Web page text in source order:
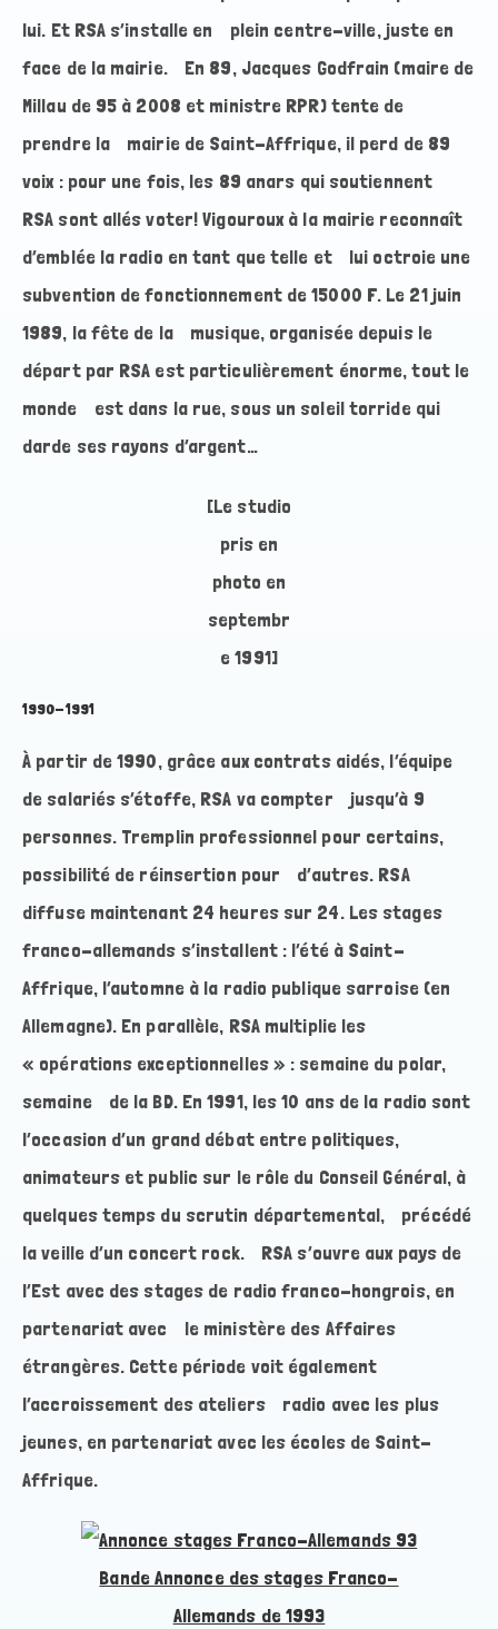
lui. Et RSA s’installe en plein centre-ville, juste en
face de la mairie. En 89, Jacques Godfrain (maire de
Millau de 95 à 2008 et ministre RPR) tente de
prendre la mairie de Saint-Affrique, il perd de 89
voix : pour une fois, les 89 anars qui soutiennent
RSA sont allés voter! Vigouroux à la mairie reconnaît
d’emblée la radio en tant que telle et lui octroie une
subvention de fonctionnement de 15000 F. Le 21 juin
1989, la fête de la musique, organisée depuis le
départ par RSA est particulièrement énorme, tout le
monde est dans la rue, sous un soleil torride qui
darde ses rayons d’argent…
[Le studio
pris en
photo en
septembr
e 1991]
1990-1991
À partir de 1990, grâce aux contrats aidés, l’équipe
de salariés s’étoffe, RSA va compter jusqu’à 9
personnes. Tremplin professionnel pour certains,
possibilité de réinsertion pour d’autres. RSA
diffuse maintenant 24 heures sur 24. Les stages
franco-allemands s’installent : l’été à Saint-
Affrique, l’automne à la radio publique sarroise (en
Allemagne). En parallèle, RSA multiplie les
« opérations exceptionnelles » : semaine du polar,
semaine de la BD. En 1991, les 10 ans de la radio sont
l’occasion d’un grand débat entre politiques,
animateurs et public sur le rôle du Conseil Général, à
quelques temps du scrutin départemental, précédé
la veille d’un concert rock. RSA s’ouvre aux pays de
l’Est avec des stages de radio franco-hongrois, en
partenariat avec le ministère des Affaires
étrangères. Cette période voit également
l’accroissement des ateliers radio avec les plus
jeunes, en partenariat avec les écoles de Saint-
Affrique.
Bande Annonce des stages Franco-
Allemands de 1993